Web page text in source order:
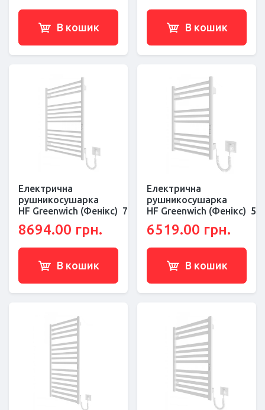
В кошик В кошик
Електрична
рушникосушарка
HF Greenwich (Фенікс) 770х530 білий мат
8694.00 грн.
В кошик
Електрична
рушникосушарка
HF Greenwich (Фенікс)
6519.00 грн.
В кошик